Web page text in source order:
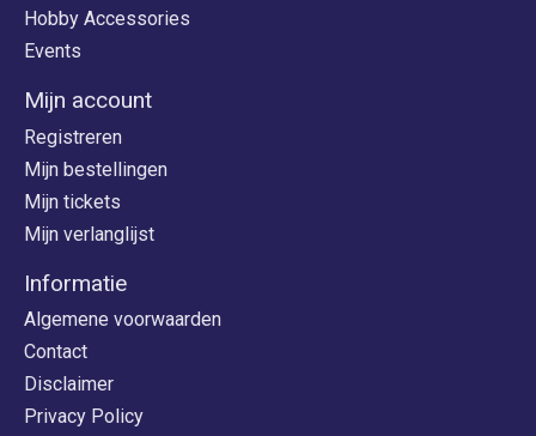
Hobby Accessories
Events
Mijn account
Registreren
Mijn bestellingen
Mijn tickets
Mijn verlanglijst
Informatie
Algemene voorwaarden
Contact
Disclaimer
Privacy Policy